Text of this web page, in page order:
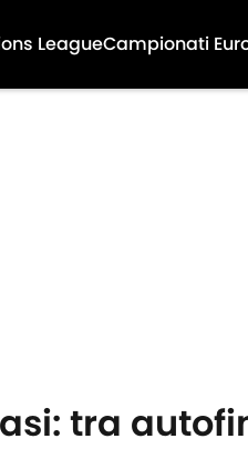
LeagueCampionati
tra